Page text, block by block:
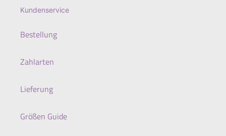
Kundenservice
Bestellung
Zahlarten
Lieferung
Größen Guide